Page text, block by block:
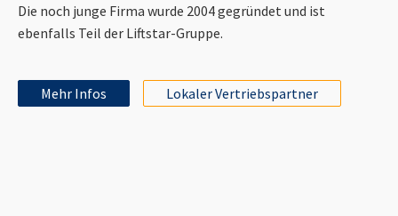
Die noch junge Firma wurde 2004 gegründet und ist
ebenfalls Teil der Liftstar-Gruppe.
Mehr Infos Lokaler Vertriebspartner